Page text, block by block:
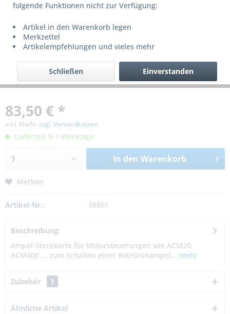
83,50 € *
inkl. MwSt. zzgl. Versandkosten
Lieferzeit 5-7 Werktage
In den Warenkorb
Merken
Artikel-Nr.: 38861
Beschreibung
Ampel-Steckkarte für Motorsteuerungen wie ACM20,
ACM400 ... zum Schalten einer Rot/Grünampel... mehr
Zubehör 1
Ähnliche Artikel
folgende Funktionen nicht zur Verfügung:
Artikel in den Warenkorb legen
Merkzettel
Artikelempfehlungen und vieles mehr
Einverstanden
Schließen